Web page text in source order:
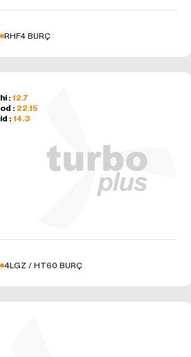
RHF4 BURÇ
hi : 12.7
od : 22.15
id : 14.3
4LGZ / HT60 BURÇ